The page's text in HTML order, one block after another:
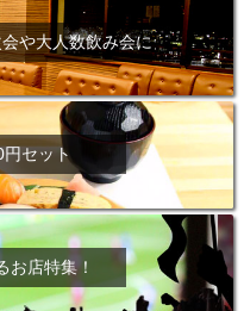
や大人数飲み会に
円セット
お店特集！